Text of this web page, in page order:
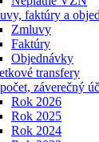
faktúry a
Zmluvy
Faktúry
Objednávky
transfery
záverečný
Rok 2026
Rok 2025
Rok 2024